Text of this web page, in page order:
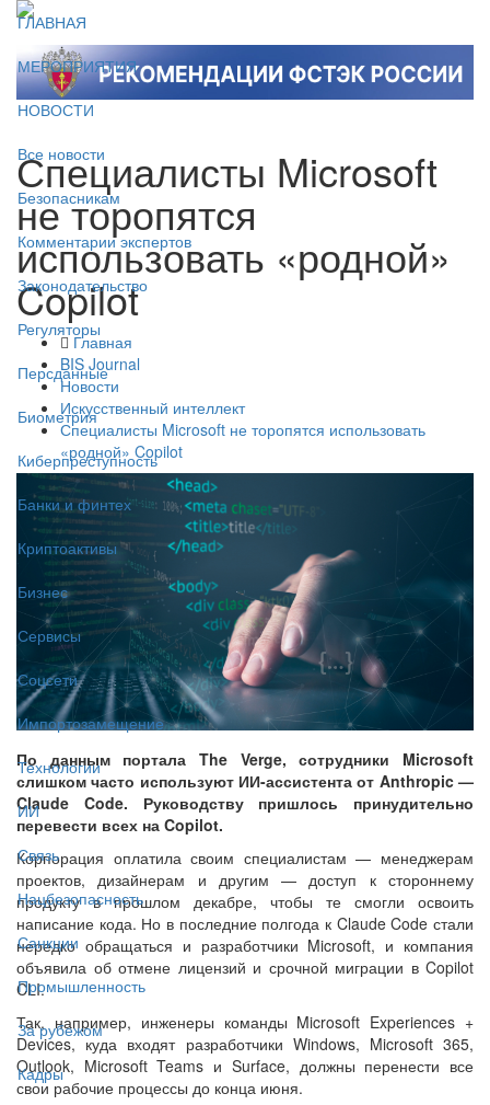
ГЛАВНАЯ
МЕРОПРИЯТИЯ
НОВОСТИ
Все новости
Безопасникам
Комментарии экспертов
Законодательство
Регуляторы
Персданные
Биометрия
Киберпреступность
Банки и финтех
Криптоактивы
Бизнес
Сервисы
Соцсети
Импортозамещение
Технологии
ИИ
Связь
Нацбезопасность
Санкции
Промышленность
За рубежом
Кадры
Специалисты Microsoft
не торопятся
использовать «родной»
Copilot
Главная
BIS Journal
Новости
Искусственный интеллект
Специалисты Microsoft не торопятся использовать
«родной» Copilot
По данным портала The Verge, сотрудники Microsoft
слишком часто используют ИИ-ассистента от Anthropic —
Claude Code. Руководству пришлось принудительно
перевести всех на Copilot.
Корпорация оплатила своим специалистам — менеджерам
проектов, дизайнерам и другим — доступ к стороннему
продукту в прошлом декабре, чтобы те смогли освоить
написание кода. Но в последние полгода к Claude Code стали
нередко обращаться и разработчики Microsoft, и компания
объявила об отмене лицензий и срочной миграции в Copilot
CLI.
Так, например, инженеры команды Microsoft Experiences +
Devices, куда входят разработчики Windows, Microsoft 365,
Outlook, Microsoft Teams и Surface, должны перенести все
свои рабочие процессы до конца июня.